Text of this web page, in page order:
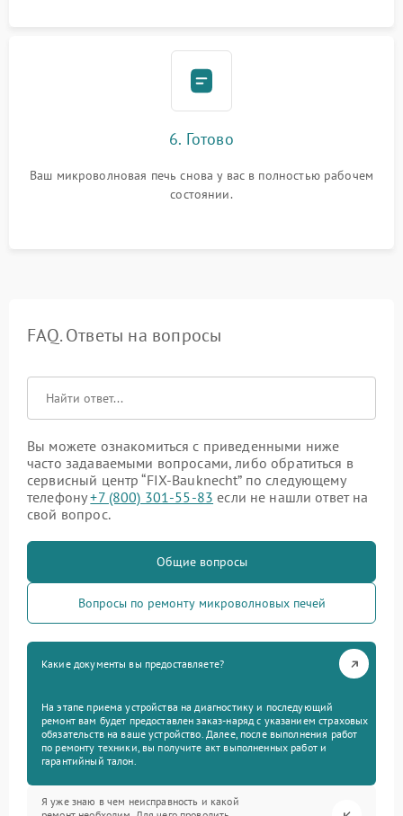
6. Готово
Ваш микроволновая печь снова у вас в полностью рабочем
состоянии.
FAQ. Ответы на вопросы
Вы можете ознакомиться с приведенными ниже
часто задаваемыми вопросами, либо обратиться в
сервисный центр “FIX-Bauknecht” по следующему
телефону+7 (800) 301-55-83 если не нашли ответ на
свой вопрос.
Общие вопросы
Вопросы по ремонту микроволновых печей
Какие документы вы предоставляете?
На этапе приема устройства на диагностику и последующий
ремонт вам будет предоставлен заказ-наряд с указанием страховых
обязательств на ваше устройство. Далее, после выполнения работ
по ремонту техники, вы получите акт выполненных работ и
гарантийный талон.
Я уже знаю в чем неисправность и какой